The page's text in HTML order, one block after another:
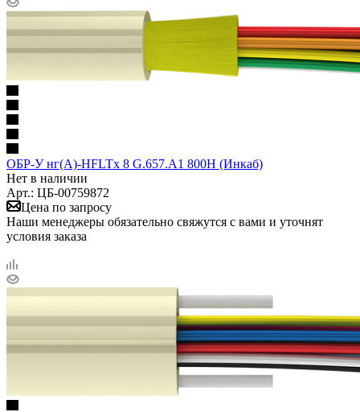
ОБР-У нг(A)-HFLTx 8 G.657.A1 800Н (Инкаб)
Нет в наличии
Арт.: ЦБ-00759872
Цена по запросу
Наши менеджеры обязательно свяжутся с вами и уточнят
условия заказа